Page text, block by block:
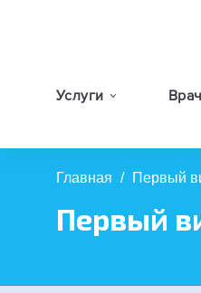
Услуги
Главная / Первый
Первый